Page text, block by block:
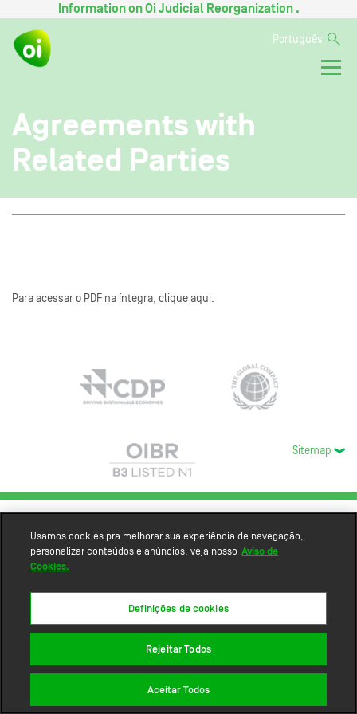
Information onOi Judicial Reorganization .
Português
Agreements with
Related Parties
Para acessar o PDF na íntegra, clique aqui.
Sitemap
Usamos cookies pra melhorar sua experiência de navegação,
personalizar conteúdos e anúncios, veja nosso Aviso de
Cookies.
Definições de cookies
Rejeitar Todos
Aceitar Todos